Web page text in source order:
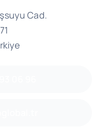
Cad.